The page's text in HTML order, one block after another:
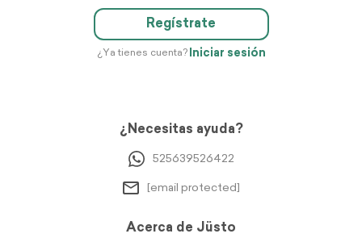
Regístrate
¿Ya tienes cuenta? Iniciar sesión
¿Necesitas ayuda?
525639526422
[email protected]
Acerca de Jüsto